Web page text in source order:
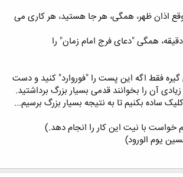
اذان ظهر، همگی، هر جا هستید، هر کاری می
همگی "دعای فرج امام زمان" را
فقط اگه این پست را "فوروارد" کنید و دست
آن را بخوانند قدمی بسیار بزرگ برداشتید.
ساده بکنیم تا به نتیجه بسیار بزرگ برسیم...
با نیت این کار را انجام دهد.)
يوم الورود)